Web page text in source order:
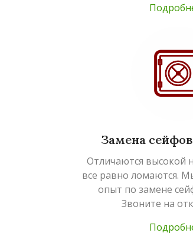
Замена
Отличаются высокой
все равно ломаются.
опыт по замене
Звоните на